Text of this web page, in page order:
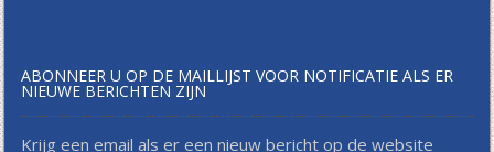
ABONNEER U OP DE MAILLIJST VOOR NOTIFICATIE ALS ER
NIEUWE BERICHTEN ZIJN
Krijg een email als er een nieuw bericht op de website